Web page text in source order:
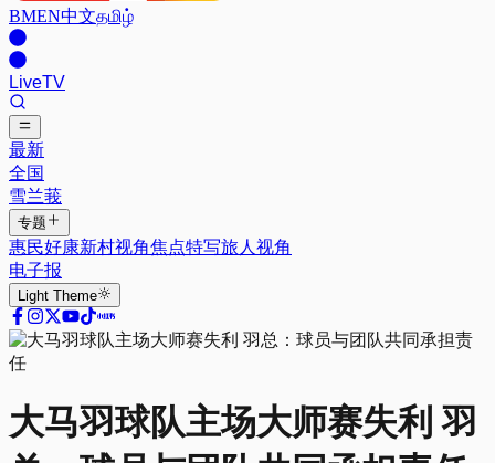
BMEN中文தமிழ்
LiveTV
最新
全国
雪兰莪
专题
惠民好康新村视角焦点特写旅人视角
电子报
Light Theme
大马羽球队主场大师赛失利 羽